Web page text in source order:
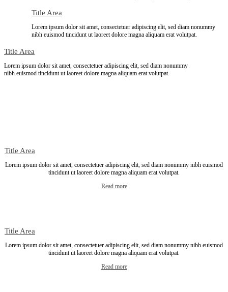
Title Area
Lorem ipsum dolor sit amet, consectetuer adipiscing elit, sed diam nonummy
nibh euismod tincidunt ut laoreet dolore magna aliquam erat volutpat.
Title Area
Lorem ipsum dolor sit amet, consectetuer adipiscing elit, sed diam nonummy
nibh euismod tincidunt ut laoreet dolore magna aliquam erat volutpat.
Title Area
Lorem ipsum dolor sit amet, consectetuer adipiscing elit, sed diam nonummy nibh euismod
tincidunt ut laoreet dolore magna aliquam erat volutpat.
Read more
Title Area
Lorem ipsum dolor sit amet, consectetuer adipiscing elit, sed diam nonummy nibh euismod
tincidunt ut laoreet dolore magna aliquam erat volutpat.
Read more